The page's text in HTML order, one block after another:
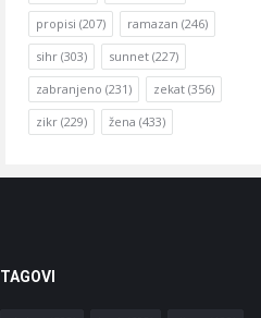
propisi (207) ramazan (246)
sihr (303) sunnet (227)
zabranjeno (231) zekat (356)
zikr (229) žena (433)
TAGOVI